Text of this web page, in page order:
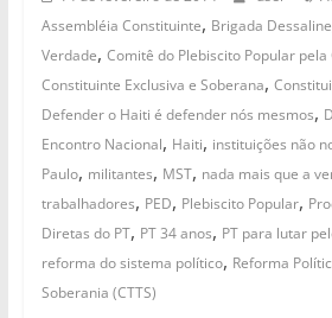
Assembléia Constituinte, Brigada Dessaline
Verdade, Comitê do Plebiscito Popular
Constituinte Exclusiva e Soberana,
Defender o Haiti é defender nós mesmos,
Encontro Nacional, Haiti, instituições não
Paulo, militantes, MST, nada mais que a
trabalhadores, PED, Plebiscito Popular,
Diretas do PT, PT 34 anos, PT para lutar
reforma do sistema político, Reforma
Soberania (CTTS)